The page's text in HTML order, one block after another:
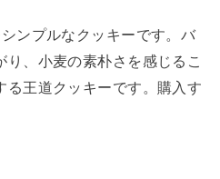
ンプルなクッキーです。バ
り、小麦の素朴さを感じるこ
る王道クッキーです。購入す